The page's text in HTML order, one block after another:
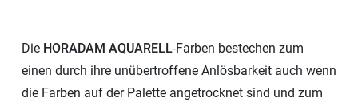
Die HORADAM AQUARELL-Farben bestechen zum
einen durch ihre unübertroffene Anlösbarkeit auch wenn
die Farben auf der Palette angetrocknet sind und zum